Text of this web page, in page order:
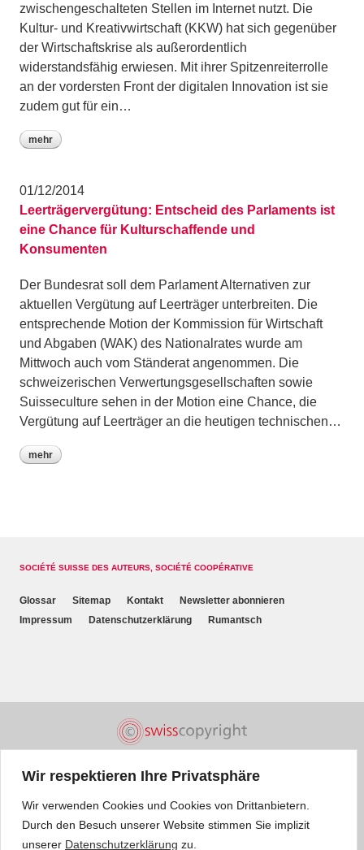
Wir respektieren Ihre Privatsphäre
Wir verwenden Cookies und Cookies von Drittanbietern.
Durch den Besuch unserer Website stimmen Sie implizit
unserer Datenschutzerklärung zu.
zwischengeschalteten Stellen im Internet nutzt. Die
Kultur- und Kreativwirtschaft (KKW) hat sich gegenüber
der Wirtschaftskrise als außerordentlich
widerstandsfähig erwiesen. Mit ihrer Spitzenreiterrolle
an der vordersten Front der digitalen Innovation ist sie
zudem gut für ein…
mehr
01/12/2014
Leerträgervergütung: Entscheid des Parlaments ist
eine Chance für Kulturschaffende und
Konsumenten
Der Bundesrat soll dem Parlament Alternativen zur
aktuellen Vergütung auf Leerträger unterbreiten. Die
entsprechende Motion der Kommission für Wirtschaft
und Abgaben (WAK) des Nationalrates wurde am
Mittwoch auch vom Ständerat angenommen. Die
schweizerischen Verwertungsgesellschaften sowie
Suisseculture sehen in der Motion eine Chance, die
Vergütung auf Leerträger an die heutigen technischen…
mehr
SOCIÉTÉ SUISSE DES AUTEURS, SOCIÉTÉ COOPÉRATIVE
Glossar Sitemap Kontakt
Newsletter abonnieren
Impressum
Datenschutzerklärung Rumantsch